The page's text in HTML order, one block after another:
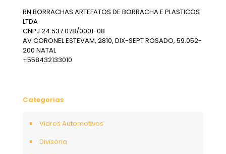
RN BORRACHAS ARTEFATOS DE BORRACHA E PLASTICOS
LTDA
CNPJ 24.537.078/0001-08
AV CORONEL ESTEVAM, 2810, DIX-SEPT ROSADO, 59.052-
200 NATAL
+558432133010
Categorias
Vidros Automotivos
Divisória